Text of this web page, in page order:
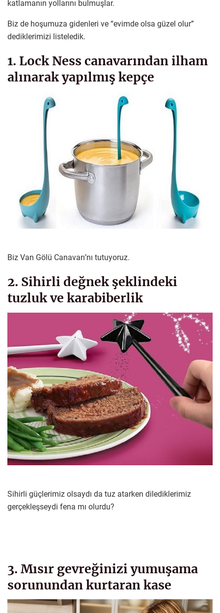
katlamanın yollarını bulmuşlar.
Biz de hoşumuza gidenleri ve “evimde olsa güzel olur”
dediklerimizi listeledik.
1. Lock Ness canavarından ilham
alınarak yapılmış kepçe
Biz Van Gölü Canavarı’nı tutuyoruz.
2. Sihirli değnek şeklindeki
tuzluk ve karabiberlik
Sihirli güçlerimiz olsaydı da tuz atarken dilediklerimiz
gerçekleşseydi fena mı olurdu?
3. Mısır gevreğinizi yumuşama
sorunundan kurtaran kase